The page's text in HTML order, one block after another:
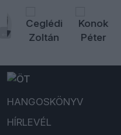
HANGOSKÖNYV
HÍRLEVÉL